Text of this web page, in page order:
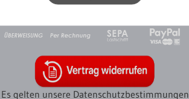
Es gelten unsere Datenschutzbestimmungen